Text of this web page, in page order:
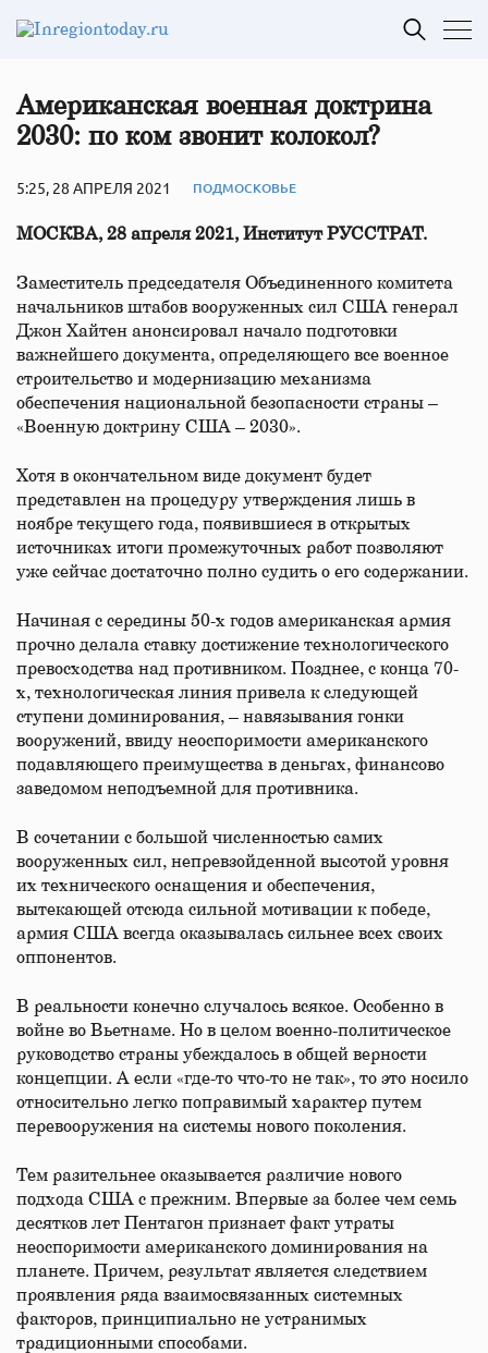
Американская военная доктрина
2030: по ком звонит колокол?
5:25, 28 АПРЕЛЯ 2021 ПОДМОСКОВЬЕ
МОСКВА, 28 апреля 2021, Институт РУССТРАТ.
Заместитель председателя Объединенного комитета
начальников штабов вооруженных сил США генерал
Джон Хайтен анонсировал начало подготовки
важнейшего документа, определяющего все военное
строительство и модернизацию механизма
обеспечения национальной безопасности страны –
«Военную доктрину США – 2030».
Хотя в окончательном виде документ будет
представлен на процедуру утверждения лишь в
ноябре текущего года, появившиеся в открытых
источниках итоги промежуточных работ позволяют
уже сейчас достаточно полно судить о его содержании.
Начиная с середины 50-х годов американская армия
прочно делала ставку достижение технологического
превосходства над противником. Позднее, с конца 70-
х, технологическая линия привела к следующей
ступени доминирования, – навязывания гонки
вооружений, ввиду неоспоримости американского
подавляющего преимущества в деньгах, финансово
заведомом неподъемной для противника.
В сочетании с большой численностью самих
вооруженных сил, непревзойденной высотой уровня
их технического оснащения и обеспечения,
вытекающей отсюда сильной мотивации к победе,
армия США всегда оказывалась сильнее всех своих
оппонентов.
В реальности конечно случалось всякое. Особенно в
войне во Вьетнаме. Но в целом военно-политическое
руководство страны убеждалось в общей верности
концепции. А если «где-то что-то не так», то это носило
относительно легко поправимый характер путем
перевооружения на системы нового поколения.
Тем разительнее оказывается различие нового
подхода США с прежним. Впервые за более чем семь
десятков лет Пентагон признает факт утраты
неоспоримости американского доминирования на
планете. Причем, результат является следствием
проявления ряда взаимосвязанных системных
факторов, принципиально не устранимых
традиционными способами.